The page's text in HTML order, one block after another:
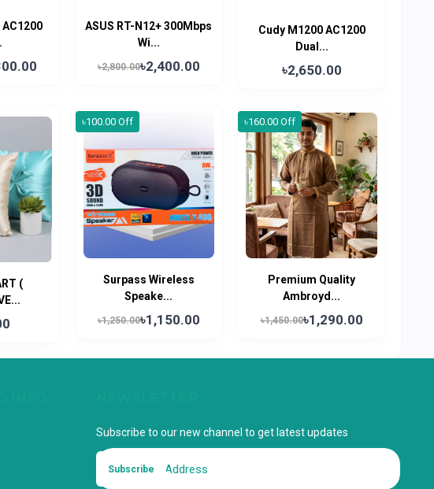
AC1200
ASUS RT-N12+ 300Mbps
Wi...
৳2,800.00৳2,400.00
Cudy M1200 AC1200
Dual...
৳2,650.00
(
৳100.00 Off
Surpass Wireless
Speake...
৳1,250.00৳1,150.00
৳160.00 Off
Premium Quality
Ambroyd...
৳1,450.00৳1,290.00
Subscribe to our new channel to get latest updates
Subscribe